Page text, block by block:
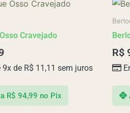
Cravejado
9x de R$ 11,11 sem juros
R$ 94,99 no Pix
R$